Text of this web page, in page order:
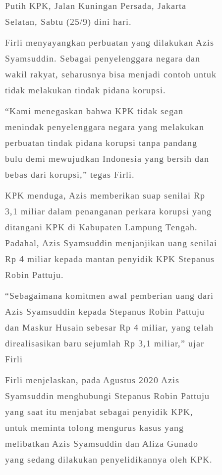
Putih KPK, Jalan Kuningan Persada, Jakarta
Selatan, Sabtu (25/9) dini hari.
Firli menyayangkan perbuatan yang dilakukan Azis
Syamsuddin. Sebagai penyelenggara negara dan
wakil rakyat, seharusnya bisa menjadi contoh untuk
tidak melakukan tindak pidana korupsi.
“Kami menegaskan bahwa KPK tidak segan
menindak penyelenggara negara yang melakukan
perbuatan tindak pidana korupsi tanpa pandang
bulu demi mewujudkan Indonesia yang bersih dan
bebas dari korupsi,” tegas Firli.
KPK menduga, Azis memberikan suap senilai Rp
3,1 miliar dalam penanganan perkara korupsi yang
ditangani KPK di Kabupaten Lampung Tengah.
Padahal, Azis Syamsuddin menjanjikan uang senilai
Rp 4 miliar kepada mantan penyidik KPK Stepanus
Robin Pattuju.
“Sebagaimana komitmen awal pemberian uang dari
Azis Syamsuddin kepada Stepanus Robin Pattuju
dan Maskur Husain sebesar Rp 4 miliar, yang telah
direalisasikan baru sejumlah Rp 3,1 miliar,” ujar
Firli
Firli menjelaskan, pada Agustus 2020 Azis
Syamsuddin menghubungi Stepanus Robin Pattuju
yang saat itu menjabat sebagai penyidik KPK,
untuk meminta tolong mengurus kasus yang
melibatkan Azis Syamsuddin dan Aliza Gunado
yang sedang dilakukan penyelidikannya oleh KPK.